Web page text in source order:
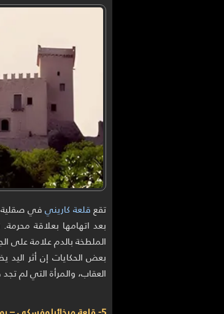
تقعقلعة كاريني
بعد اتهامها بعلاقة
الملطخة بالدم علامة على
بعض الحكايات إن أثر اليد
العقاب، والمرأة التي لم